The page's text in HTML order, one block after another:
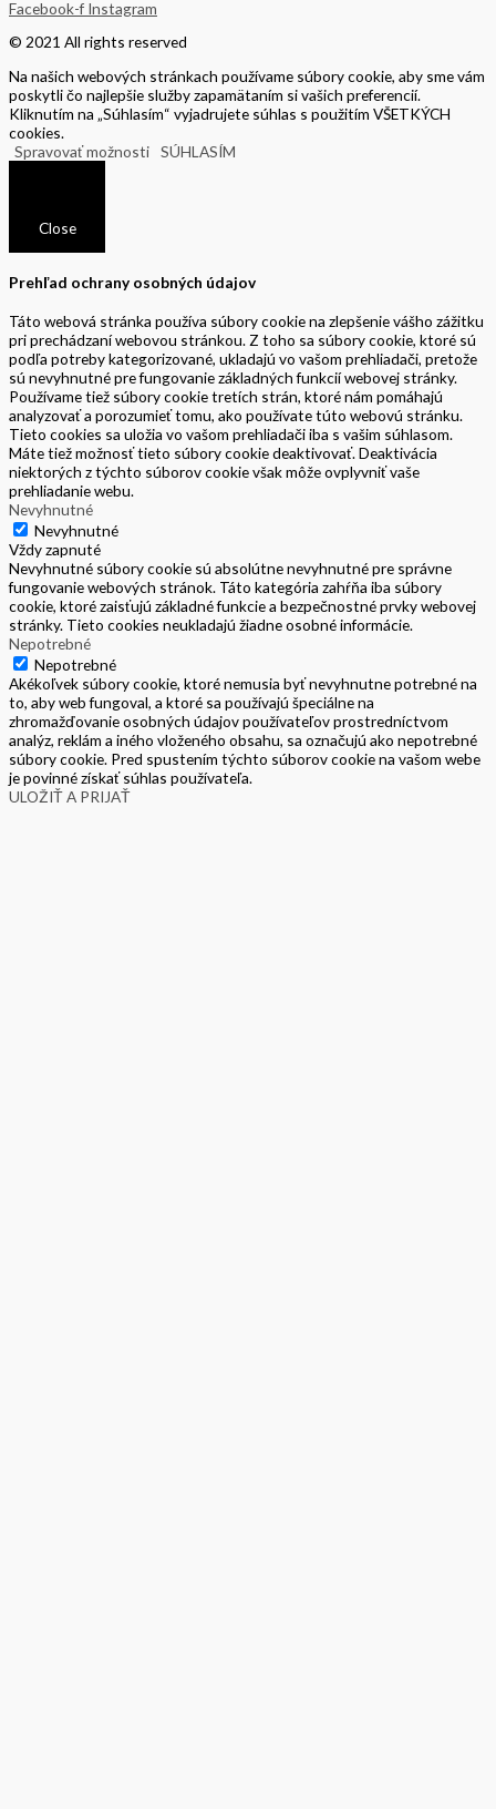
Facebook-f Instagram
© 2021 All rights reserved
Na našich webových stránkach používame súbory cookie, aby sme vám
poskytli čo najlepšie služby zapamätaním si vašich preferencií.
Kliknutím na „Súhlasím“ vyjadrujete súhlas s použitím VŠETKÝCH
cookies.
Spravovať možnosti SÚHLASÍM
Close
Prehľad ochrany osobných údajov
Táto webová stránka používa súbory cookie na zlepšenie vášho zážitku
pri prechádzaní webovou stránkou. Z toho sa súbory cookie, ktoré sú
podľa potreby kategorizované, ukladajú vo vašom prehliadači, pretože
sú nevyhnutné pre fungovanie základných funkcií webovej stránky.
Používame tiež súbory cookie tretích strán, ktoré nám pomáhajú
analyzovať a porozumieť tomu, ako používate túto webovú stránku.
Tieto cookies sa uložia vo vašom prehliadači iba s vašim súhlasom.
Máte tiež možnosť tieto súbory cookie deaktivovať. Deaktivácia
niektorých z týchto súborov cookie však môže ovplyvniť vaše
prehliadanie webu.
Nevyhnutné
Nevyhnutné
Vždy zapnuté
Nevyhnutné súbory cookie sú absolútne nevyhnutné pre správne
fungovanie webových stránok. Táto kategória zahŕňa iba súbory
cookie, ktoré zaisťujú základné funkcie a bezpečnostné prvky webovej
stránky. Tieto cookies neukladajú žiadne osobné informácie.
Nepotrebné
Nepotrebné
Akékoľvek súbory cookie, ktoré nemusia byť nevyhnutne potrebné na
to, aby web fungoval, a ktoré sa používajú špeciálne na
zhromažďovanie osobných údajov používateľov prostredníctvom
analýz, reklám a iného vloženého obsahu, sa označujú ako nepotrebné
súbory cookie. Pred spustením týchto súborov cookie na vašom webe
je povinné získať súhlas používateľa.
ULOŽIŤ A PRIJAŤ